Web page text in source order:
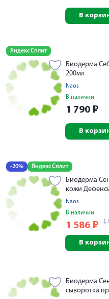
В
Яндекс Сплит
Биодерма
200мл
Naos
В наличии
1 790 ₽
В
-20% Яндекс Сплит
Биодерма
кожи
Naos
В наличии
1 586 ₽ 1
В
Биодерма
сыворотка